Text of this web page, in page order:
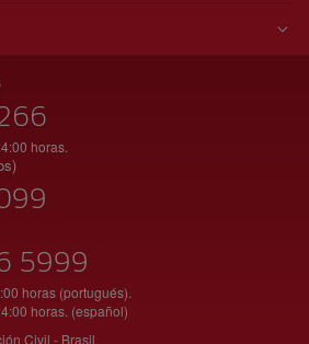
horas.
5999
horas (portugués).
horas. (español)
Civil - Brasil